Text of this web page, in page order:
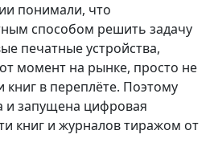
понимали, что
способом решить задачу
печатные устройства,
момент на рынке, просто не
книг в переплёте. Поэтому
и запущена цифровая
книг и журналов тиражом от